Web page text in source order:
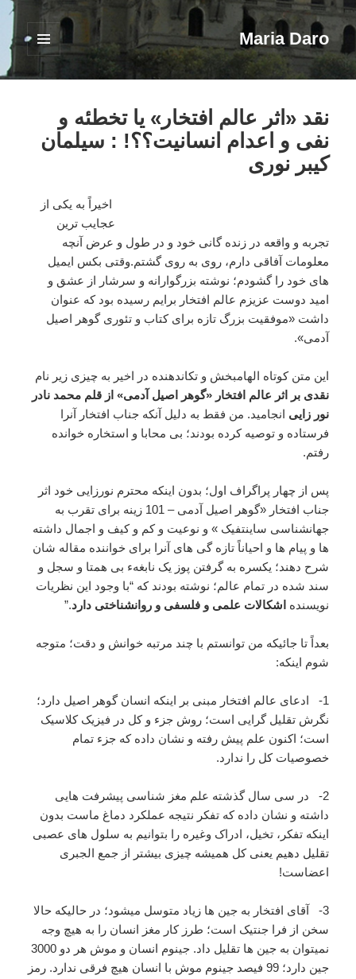
Maria Daro
فهرست
ابزارک‌ها
نقد «اثر عالم افتخار» یا تخطئه و
نفی و اعدام انسانیت؟؟! : سیلمان
کیبر نوری
اخیراً به یکی از
عجایب ترین
تجربه و واقعه در زنده گانی خود و در طول و عرض آنچه
معلومات آفاقی دارم، روی به روی گشتم.وقتی بکس ایمیل
های خود را گشودم؛ نوشته بزرگوارانه و سرشار از عشق و
امید دوست عزیزم عالم افتخار برایم رسیده بود که عنوان
داشت «موفقیت بزرگ تازه برای کتاب و تئوری گوهر اصیل
آدمی».
این متن کوتاه الهامبخش و تکاندهنده در اخیر به چیزی زیر نام
نقدی بر اثر عالم افتخار «گوهر اصیل آدمی» از قلم محمد نادر
نور زایی انجامید. من فقط به دلیل آنکه جناب افتخار آنرا
فرستاده و توصیه کرده بودند؛ بی محابا و استخاره خوانده
رفتم.
پس از چهار پراگراف اول؛ بدون اینکه محترم نورزایی خود اثر
جناب افتخار «گوهر اصیل آدمی – 101 زینه برای تقرب به
جهانشناسی ساینتفیک » و نوعیت و کم و کیف و اجمال داشته
ها و پیام ها و احیاناً تازه گی های آنرا برای خواننده مقاله شان
شرح دهند؛ یکسره به گرفتن پوز یک نابغهء بی همتا و سجل و
سند شده در تمام عالم؛ نوشته بودند که “با وجود این نظریات
نویسنده اشکالات علمی و فلسفی و روانشناختی دارد.”
بعداً تا جائیکه من توانستم با چند مرتبه خوانش و دقت؛ متوجه
شوم اینکه:
1- ادعای عالم افتخار مبنی بر اینکه انسان گوهر اصیل دارد؛
نگرش تقلیل گرایی است؛ روش جزء و کل در فیزیک کلاسیک
است؛ اکنون علم پیش رفته و نشان داده که جزء تمام
خصوصیات کل را ندارد.
2- در سی سال گذشته علم مغز شناسی پیشرفت هایی
داشته و نشان داده که تفکر نتیجه عملکرد دماغ ماست بدون
اینکه تفکر، تخیل، ادراک وغیره را بتوانیم به سلول های عصبی
تقلیل دهیم یعنی کل همیشه چیزی بیشتر از جمع الجبری
اعضاست!
3- آقای افتخار به جین ها زیاد متوسل میشود؛ در حالیکه حالا
سخن از فرا جنتیک است؛ طرز کار مغز انسان را به هیچ وجه
نمیتوان به جین ها تقلیل داد. جینوم انسان و موش هر دو 3000
جین دارد؛ 99 فیصد جینوم موش با انسان هیچ فرقی ندارد. رمز